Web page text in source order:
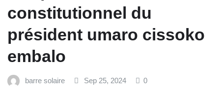
constitutionnel du
président umaro cissoko
embalo
barre solaire Sep 25, 2024 0